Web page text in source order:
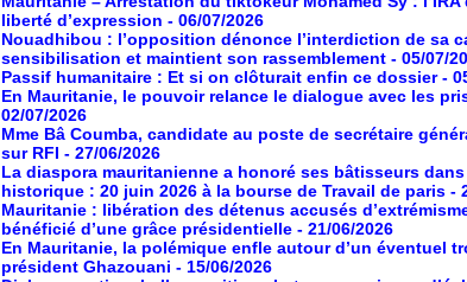
liberté d’expression - 06/07/2026
Nouadhibou : l’opposition dénonce l’interdiction de sa
sensibilisation et maintient son rassemblement - 05/07/
Passif humanitaire : Et si on clôturait enfin ce dossier -
En Mauritanie, le pouvoir relance le dialogue avec les
02/07/2026
Mme Bâ Coumba, candidate au poste de secrétaire
sur RFI - 27/06/2026
La diaspora mauritanienne a honoré ses bâtisseurs
historique : 20 juin 2026 à la bourse de Travail de paris -
Mauritanie : libération des détenus accusés
bénéficié d’une grâce présidentielle - 21/06/2026
En Mauritanie, la polémique enfle autour d’un éventuel
président Ghazouani - 15/06/2026